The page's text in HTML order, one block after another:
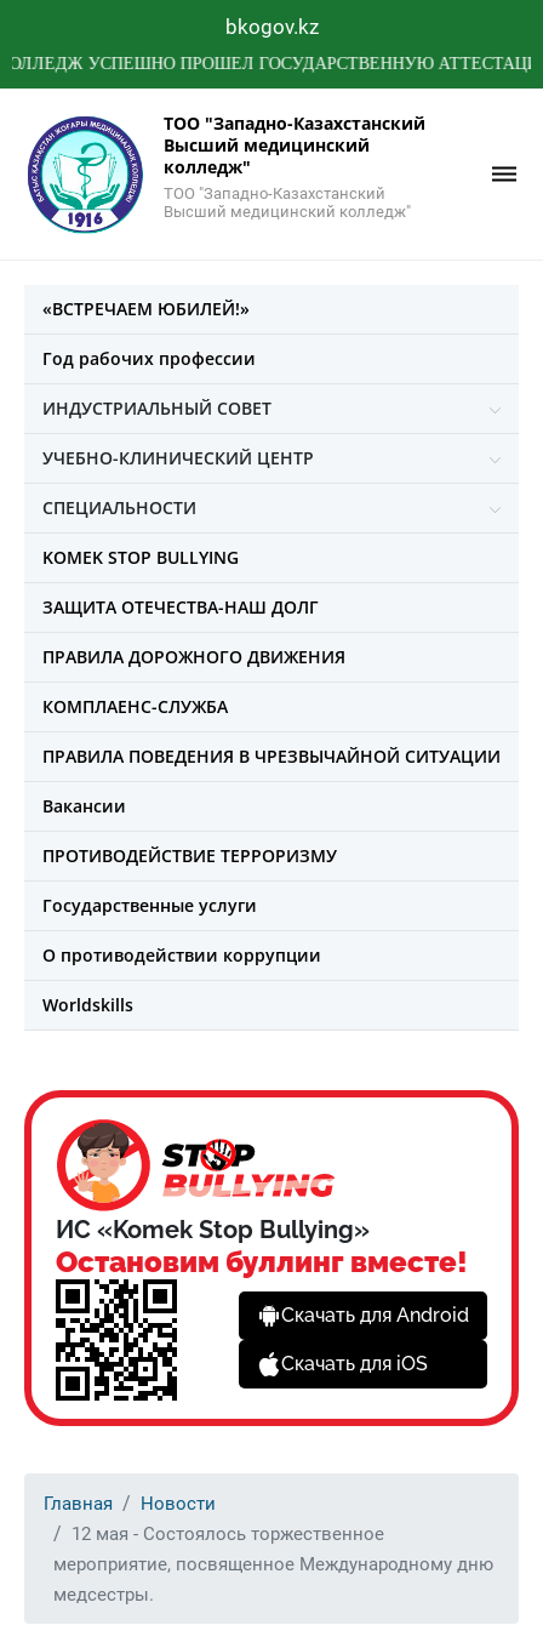
bkogov.kz
УСПЕШНО ПРОШЕЛ ГОСУДАРСТВЕННУЮ АТТЕСТАЦИЮ
ТОО "Западно-Казахстанский
Высший медицинский
колледж"
ТОО "Западно-Казахстанский
Высший медицинский колледж"
«ВСТРЕЧАЕМ ЮБИЛЕЙ!»
Год рабочих профессии
ИНДУСТРИАЛЬНЫЙ СОВЕТ
УЧЕБНО-КЛИНИЧЕСКИЙ ЦЕНТР
СПЕЦИАЛЬНОСТИ
KOMEK STOP BULLYING
ЗАЩИТА ОТЕЧЕСТВА-НАШ ДОЛГ
ПРАВИЛА ДОРОЖНОГО ДВИЖЕНИЯ
КОМПЛАЕНС-СЛУЖБА
ПРАВИЛА ПОВЕДЕНИЯ В ЧРЕЗВЫЧАЙНОЙ СИТУАЦИИ
Вакансии
ПРОТИВОДЕЙСТВИЕ ТЕРРОРИЗМУ
Государственные услуги
О противодействии коррупции
Worldskills
ИС «Komek Stop Bullying»
Остановим буллинг вместе!
Скачать для Android
Скачать для iOS
Главная
Новости
12 мая - Состоялось торжественное
мероприятие, посвященное Международному дню
медсестры.